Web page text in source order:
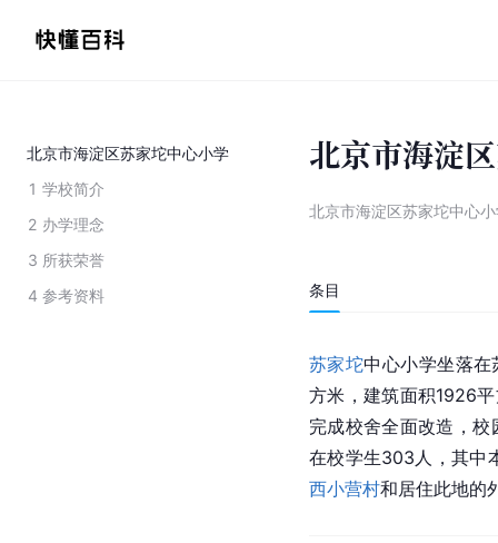
北京市海淀区苏家坨中心小学
1 学校简介
2 办学理念
3 所获荣誉
4 参考资料
北京市海淀
北京市海淀区苏家坨中心
条目
苏家坨中心小学坐落在
方米，建筑面积1926
完成校舍全面改造，
在校学生303人，其中
西小营村和居住此地的